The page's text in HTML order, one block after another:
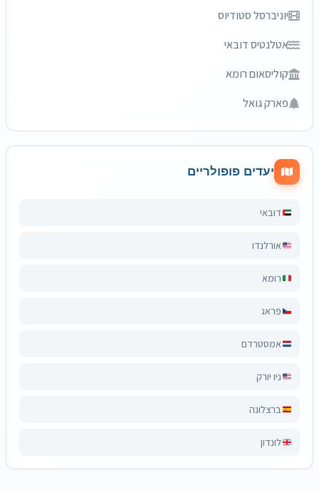
יוניברסל סטודיוס
אטלנטיס דובאי
קוליסאום רומא
פארק גואל
יעדים פופולריים
דובאי
אורלנדו
רומא
פראג
אמסטרדם
ניו יורק
ברצלונה
לונדון